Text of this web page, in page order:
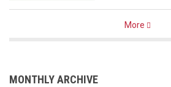
More
MONTHLY ARCHIVE